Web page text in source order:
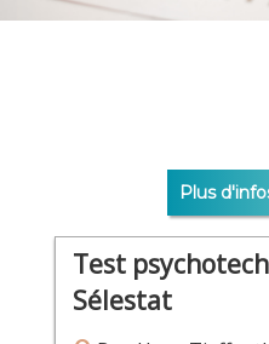
Plus
Test
Sélestat